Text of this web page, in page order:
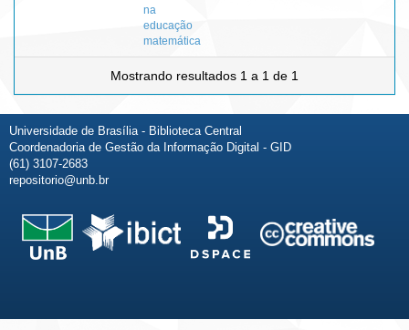
na
educação
matemática
Mostrando resultados 1 a 1 de 1
Universidade de Brasília - Biblioteca Central
Coordenadoria de Gestão da Informação Digital - GID
(61) 3107-2683
repositorio@unb.br